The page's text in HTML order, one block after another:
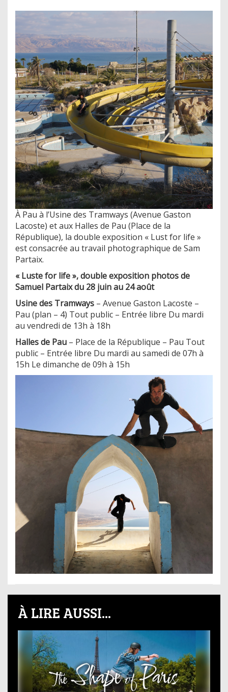
À Pau à l’Usine des Tramways (Avenue Gaston
Lacoste) et aux Halles de Pau (Place de la
République), la double exposition « Lust for life »
est consacrée au travail photographique de Sam
Partaix.
« Luste for life », double exposition photos de
Samuel Partaix du 28 juin au 24 août
Usine des Tramways – Avenue Gaston Lacoste –
Pau (plan – 4) Tout public – Entrée libre Du mardi
au vendredi de 13h à 18h
Halles de Pau – Place de la République – Pau Tout
public – Entrée libre Du mardi au samedi de 07h à
15h Le dimanche de 09h à 15h
À LIRE AUSSI...